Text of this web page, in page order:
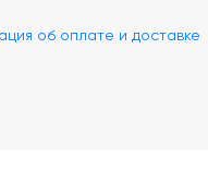
об оплате и доставке